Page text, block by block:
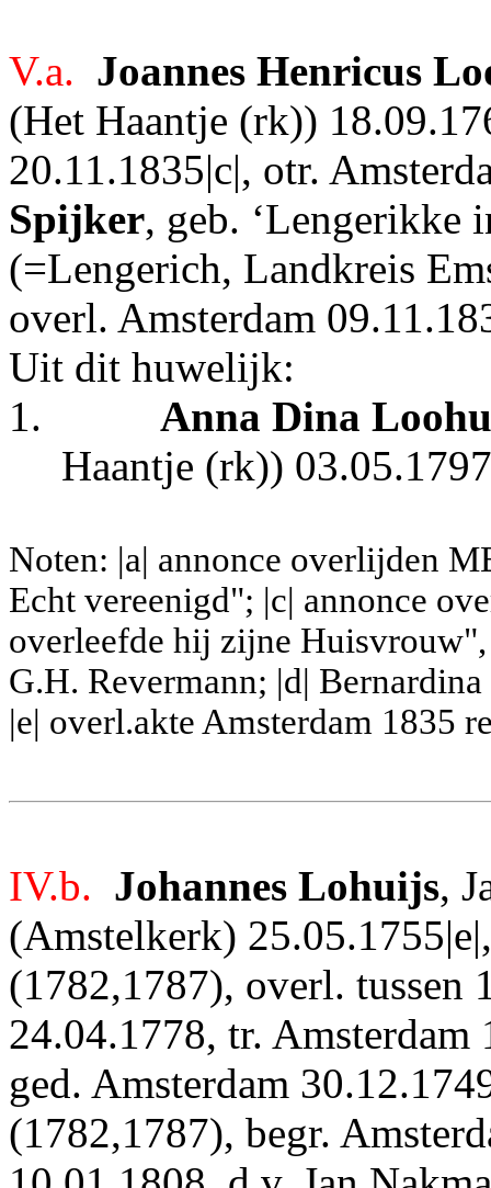
V.a. Joannes Henricus
(Het Haantje (rk))
20.11.1835|c|, otr.
Spijker, geb. ‘Lengerikke
(=Lengerich, Landkreis
overl. Amsterdam
Uit dit huwelijk:
1.
Anna Dina
Haantje (rk))
Noten: |a| annonce overlijden
Echt vereenigd"; |c| annonce
overleefde hij zijne
G.H. Revermann; |d|
|e| overl.akte Amsterdam 1835
IV.b. Johannes Lohuijs,
(Amstelkerk)
(1782,1787), overl. tussen
24.04.1778, tr.
ged. Amsterdam
(1782,1787), begr.